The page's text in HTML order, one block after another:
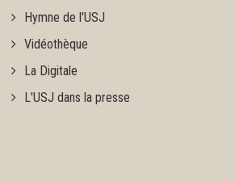
Hymne de l'USJ
Vidéothèque
La Digitale
L'USJ dans la presse